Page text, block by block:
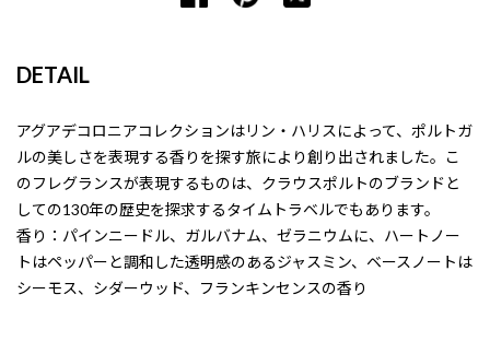
DETAIL
アグアデコロニアコレクションはリン・ハリスによって、ポルトガ
ルの美しさを表現する香りを探す旅により創り出されました。こ
のフレグランスが表現するものは、クラウスポルトのブランドと
しての130年の歴史を探求するタイムトラベルでもあります。
香り：パインニードル、ガルバナム、ゼラニウムに、ハートノー
トはペッパーと調和した透明感のあるジャスミン、ベースノートは
シーモス、シダーウッド、フランキンセンスの香り